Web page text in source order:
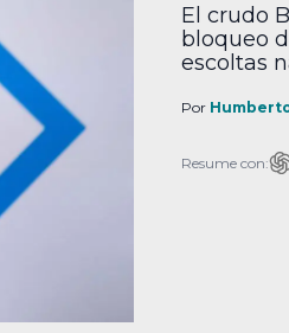
El crudo
bloqueo
escoltas
Por
Resume con: